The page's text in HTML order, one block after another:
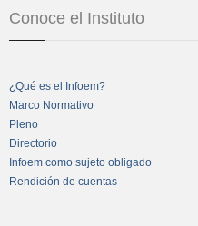
Conoce el Instituto
¿Qué es el Infoem?
Marco Normativo
Pleno
Directorio
Infoem como sujeto obligado
Rendición de cuentas